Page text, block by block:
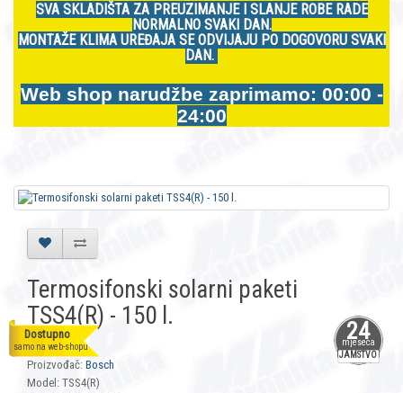
SVA SKLADIŠTA ZA PREUZIMANJE I SLANJE ROBE RADE
NORMALNO SVAKI DAN.
MONTAŽE KLIMA UREĐAJA SE ODVIJAJU PO DOGOVORU SVAKI
DAN.
Web shop narudžbe zaprimamo: 00:00 -
24:00
24
mjeseca
JAMSTVO
Dostupno
samo na web-shopu
Termosifonski solarni paketi
TSS4(R) - 150 l.
Šifra: 7195
Proizvođač: Bosch
Model: TSS4(R)